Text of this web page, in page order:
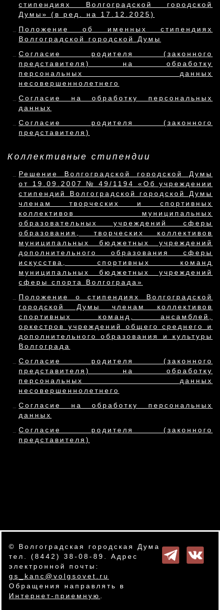
стипендиях Волгоградской городской
Думы» (в ред. на 17.12.2025)
Положение об именных стипендиях
Волгоградской городской Думы
Согласие родителя (законного
представителя) на обработку
персональных данных
несовершеннолетнего
Согласие на обработку персональных
данных
Согласие родителя (законного
представителя)
Коллективные стипендии
Решение Волгоградской городской Думы
от 19.09.2007 № 49/1194 «Об учреждении
стипендий Волгоградской городской Думы
членам творческих и спортивных
коллективов муниципальных
образовательных учреждений сферы
образования, творческих коллективов
муниципальных бюджетных учреждений
дополнительного образования сферы
искусства, спортивных команд
муниципальных бюджетных учреждений
сферы спорта Волгограда»
Положение о стипендиях Волгоградской
городской Думы членам коллективов
спортивных команд, ансамблей,
оркестров учреждений общего среднего и
дополнительного образования и культуры
Волгограда
Согласие родителя (законного
представителя) на обработку
персональных данных
несовершеннолетнего
Согласие на обработку персональных
данных
Согласие родителя (законного
представителя)
© Волгоградская городская Дума
тел. (8442) 38-08-89. Адрес
электронной почты:
gs_kanc@volgsovet.ru
Обращения направлять в
Интернет-приемную